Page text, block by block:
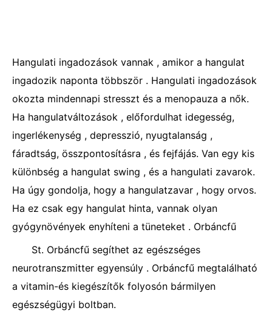
Hangulati ingadozások vannak , amikor a hangulat
ingadozik naponta többször . Hangulati ingadozások
okozta mindennapi stresszt és a menopauza a nők.
Ha hangulatváltozások , előfordulhat idegesség,
ingerlékenység , depresszió, nyugtalanság ,
fáradtság, összpontosításra , és fejfájás. Van egy kis
különbség a hangulat swing , és a hangulati zavarok.
Ha úgy gondolja, hogy a hangulatzavar , hogy orvos.
Ha ez csak egy hangulat hinta, vannak olyan
gyógynövények enyhíteni a tüneteket . Orbáncfű
St. Orbáncfű segíthet az egészséges
neurotranszmitter egyensúly . Orbáncfű megtalálható
a vitamin-és kiegészítők folyosón bármilyen
egészségügyi boltban.